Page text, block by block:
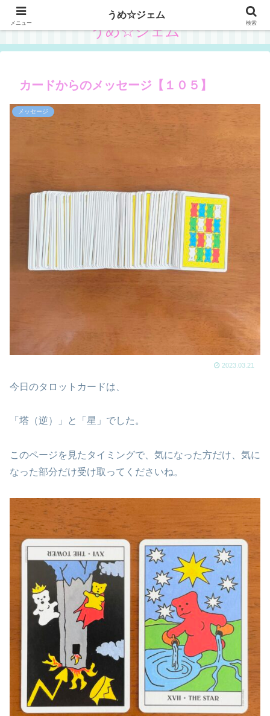
うめ☆ジェム
カードからのメッセージ【１０５】
メッセージ
2023.03.21
今日のタロットカードは、
「塔（逆）」と「星」でした。
このページを見たタイミングで、気になった方だけ、気に
なった部分だけ受け取ってくださいね。
メニュー
うめ☆ジェム
検索